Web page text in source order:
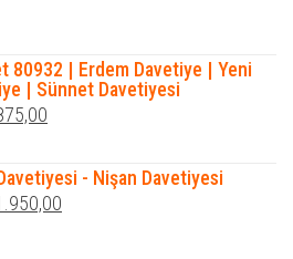
₺ 1.950,00.
80932 | Erdem Davetiye | Yeni
| Sünnet Davetiyesi
fiyat:
₺ 875,00.
- Nişan Davetiyesi